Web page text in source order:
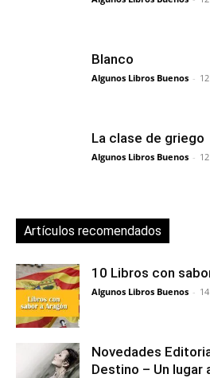
Blanco
Algunos Libros Buenos -
La clase de griego
Algunos Libros Buenos -
Artículos recomendados
10 Libros con
Algunos Libros Buenos -
Novedades
Destino – Un lugar